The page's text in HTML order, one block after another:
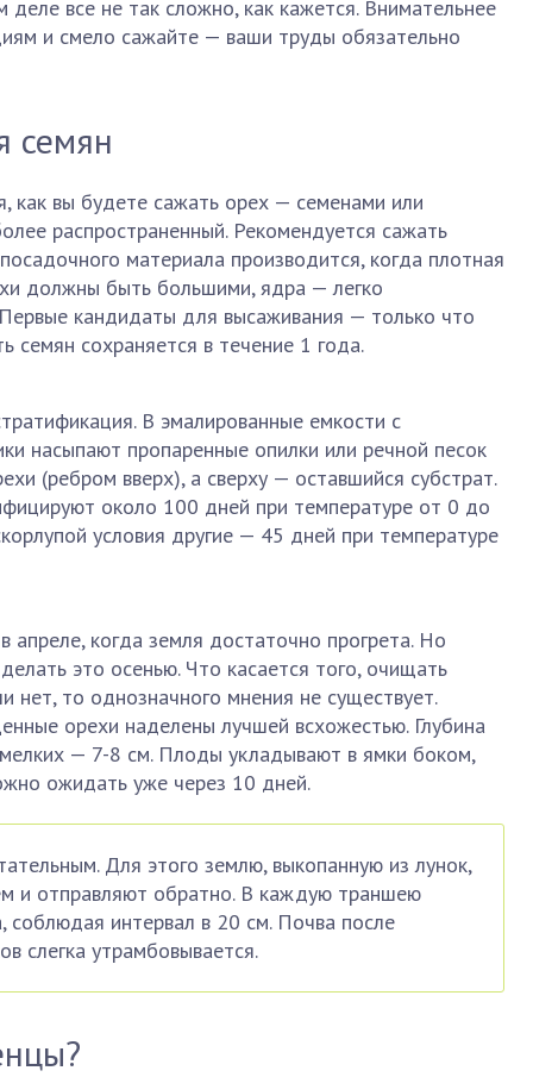
все не так сложно, как кажется. Внимательнее
и смело сажайте — ваши труды обязательно
семян
как вы будете сажать орех — семенами или
распространенный. Рекомендуется сажать
материала производится, когда плотная
должны быть большими, ядра — легко
кандидаты для высаживания — только что
сохраняется в течение 1 года.
В эмалированные емкости с
насыпают пропаренные опилки или речной песок
(ребром вверх), а сверху — оставшийся субстрат.
около 100 дней при температуре от 0 до
условия другие — 45 дней при температуре
апреле, когда земля достаточно прогрета. Но
это осенью. Что касается того, очищать
нет, то однозначного мнения не существует.
орехи наделены лучшей всхожестью. Глубина
— 7-8 см. Плоды укладывают в ямки боком,
ожидать уже через 10 дней.
Для этого землю, выкопанную из лунок,
и отправляют обратно. В каждую траншею
интервал в 20 см. Почва после
слегка утрамбовывается.